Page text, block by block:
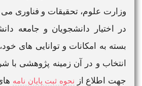
وزارت علوم، تحقیقات و فناوری می
در اختیار دانشجویان و جامعه
بسته به امکانات و توانایی های
انتخاب و در آن زمینه پژوهشی با
جهت اطلاع از
نحوه ثبت پایان نامه